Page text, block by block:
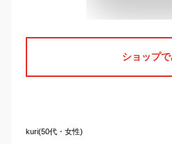
ショップ
kuri(50代・女性)